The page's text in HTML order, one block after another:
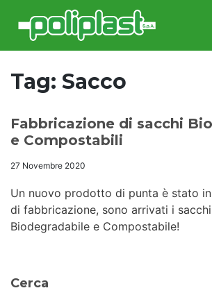
content
Tag:Sacco
Fabbricazione di sacchi
e Compostabili
27 Novembre 2020
Un nuovo prodotto di punta è stato
di fabbricazione, sono arrivati i
Biodegradabile e Compostabile!
Cerca